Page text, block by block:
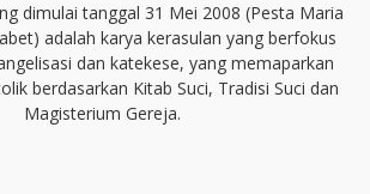
dimulai tanggal 31 Mei 2008 (Pesta Maria
adalah karya kerasulan yang berfokus
dan katekese, yang memaparkan
berdasarkan Kitab Suci, Tradisi Suci dan
Magisterium Gereja.